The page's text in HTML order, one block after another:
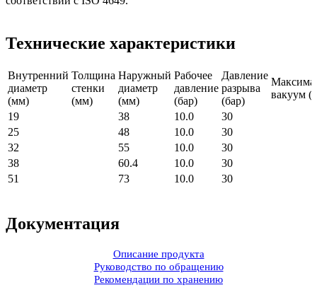
Технические характеристики
Внутренний
диаметр
(мм)
Толщина
стенки
(мм)
Наружный
диаметр
(мм)
Рабочее
давление
(бар)
Давление
разрыва
(бар)
вакуум
19
38 10.0
30
25
48 10.0
30
32
55 10.0
30
38
60.4 10.0
30
51
73 10.0 30
Документация
Описание продукта
Руководство по обращению
Рекомендации по хранению